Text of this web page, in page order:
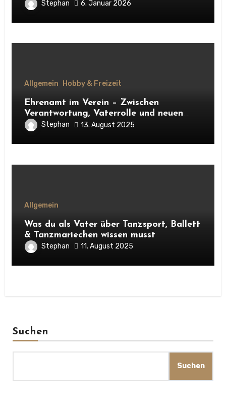
erlebenStephan 6. Januar 2026
Allgemein Hobby & Freizeit
Ehrenamt im Verein – Zwischen
Verantwortung, Vaterrolle und neuen
Kontakten
Stephan 13. August 2025
Allgemein
Was du als Vater über Tanzsport, Ballett
& Tanzmariechen wissen musst
Stephan 11. August 2025
Suchen
Suchen